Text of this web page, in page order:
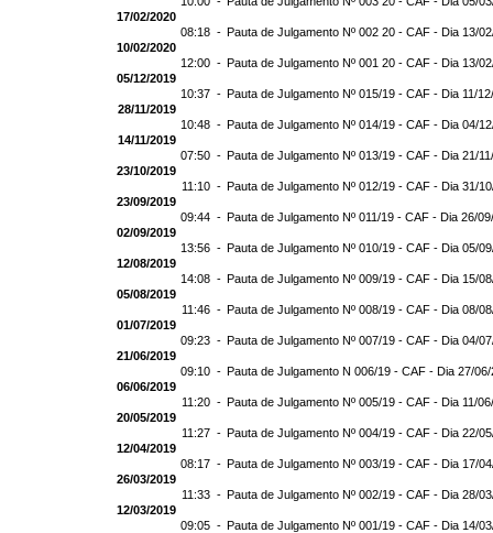
17/02/2020
08:18 - Pauta de Julgamento Nº 002 20 - CAF - Dia 13/
10/02/2020
12:00 - Pauta de Julgamento Nº 001 20 - CAF - Dia 13/
05/12/2019
10:37 - Pauta de Julgamento Nº 015/19 - CAF - Dia 11/
28/11/2019
10:48 - Pauta de Julgamento Nº 014/19 - CAF - Dia 04/
14/11/2019
07:50 - Pauta de Julgamento Nº 013/19 - CAF - Dia 21/
23/10/2019
11:10 - Pauta de Julgamento Nº 012/19 - CAF - Dia 31/
23/09/2019
09:44 - Pauta de Julgamento Nº 011/19 - CAF - Dia 26/
02/09/2019
13:56 - Pauta de Julgamento Nº 010/19 - CAF - Dia 05/
12/08/2019
14:08 - Pauta de Julgamento Nº 009/19 - CAF - Dia 15/
05/08/2019
11:46 - Pauta de Julgamento Nº 008/19 - CAF - Dia 08/
01/07/2019
09:23 - Pauta de Julgamento Nº 007/19 - CAF - Dia 04/
21/06/2019
09:10 - Pauta de Julgamento N 006/19 - CAF - Dia 27/06/
06/06/2019
11:20 - Pauta de Julgamento Nº 005/19 - CAF - Dia 11/
20/05/2019
11:27 - Pauta de Julgamento Nº 004/19 - CAF - Dia 22/
12/04/2019
08:17 - Pauta de Julgamento Nº 003/19 - CAF - Dia 17/
26/03/2019
11:33 - Pauta de Julgamento Nº 002/19 - CAF - Dia 28/
12/03/2019
09:05 - Pauta de Julgamento Nº 001/19 - CAF - Dia 14/